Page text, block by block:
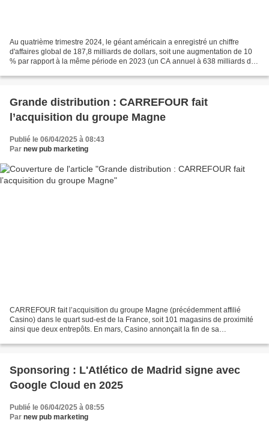
Au quatrième trimestre 2024, le géant américain a enregistré un chiffre
d'affaires global de 187,8 milliards de dollars, soit une augmentation de 10
% par rapport à la même période en 2023 (un CA annuel à 638 milliards de
Grande distribution : CARREFOUR fait
l’acquisition du groupe Magne
Publié le 06/04/2025 à 08:43
Par new pub marketing
CARREFOUR fait l’acquisition du groupe Magne (précédemment affilié
Casino) dans le quart sud-est de la France, soit 101 magasins de proximité
ainsi que deux entrepôts. En mars, Casino annonçait la fin de sa
Sponsoring : L'Atlético de Madrid signe avec
Google Cloud en 2025
Publié le 06/04/2025 à 08:55
Par new pub marketing